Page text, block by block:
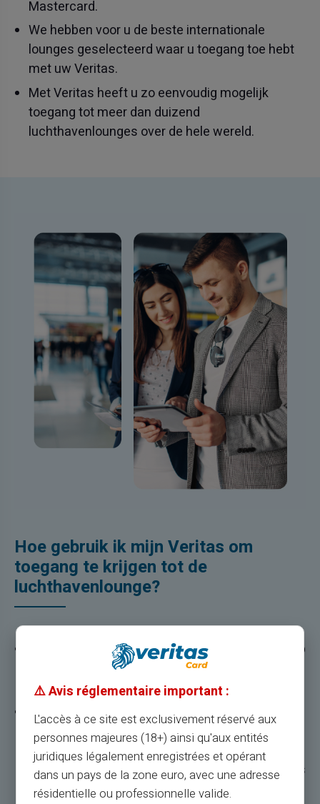
Mastercard.
We hebben voor u de beste internationale
lounges geselecteerd waar u toegang toe hebt
met uw Veritas.
Met Veritas heeft u zo eenvoudig mogelijk
toegang tot meer dan duizend
luchthavenlounges over de hele wereld.
Hoe gebruik ik mijn Veritas om
toegang te krijgen tot de
luchthavenlounge?
De meeste andere kaarten vragen je om een app
te downloaden, om een code of een pas te
genereren of een ander ingewikkeld proces.
Bij Veritas geloven we dat toegang tot de
luchthavenlounge eenvoudig moet zijn.
Selecteer gewoon de luchthaven waar je bent,
ga naar de lounge en geniet van gratis wifi, gratis
versnaperingen, comfortabele plek.
⚠️ Avis réglementaire important :
L'accès à ce site est exclusivement réservé aux
personnes majeures (18+) ainsi qu'aux entités
juridiques légalement enregistrées et opérant
dans un pays de la zone euro, avec une adresse
résidentielle ou professionnelle valide.